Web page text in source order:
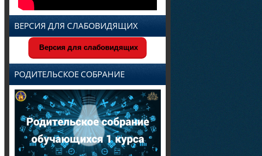
ВЕРСИЯ ДЛЯ СЛАБОВИДЯЩИХ
Версия для слабовидящих
РОДИТЕЛЬСКОЕ СОБРАНИЕ